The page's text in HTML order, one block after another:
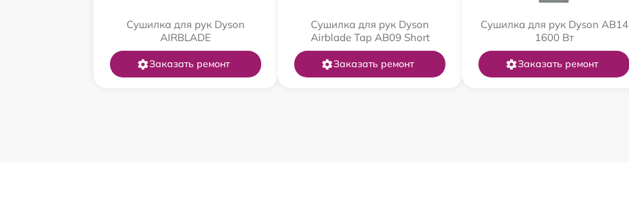
Сушилка для рук Dyson
AIRBLADE
Заказать ремонт
Сушилка для рук Dyson
Airblade Tap AB09 Short
Заказать ремонт
Сушилка для рук Dyson AB14
1600 Вт
Заказать ремонт